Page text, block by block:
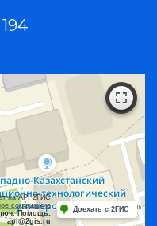
на API 2ГИС
соглашение
Помощь:
api@2gis.ru
Доехать с 2ГИС